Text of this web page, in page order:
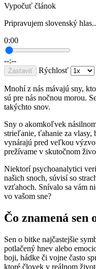
Vypočuť článok
Pripravujem slovenský
0:00
--:--
Zastaviť Rýchlosť
Mnohí z nás mávajú sny,
sú pre nás nočnou morou.
takýchto snov.
Sny o akomkoľvek
strieľanie, ťahanie za vlasy,
vynárajú pred veľkou
prežívame v skutočnom
Niektorí psychoanalytici
našich snoch, súvisí so
vzťahoch. Snívalo sa vám
vo vašom sne?
Čo znamená sen
Sen o bitke najčastejšie
potlačený hnev alebo
boji, hádke či vojne často
ktoré človek v reálnom